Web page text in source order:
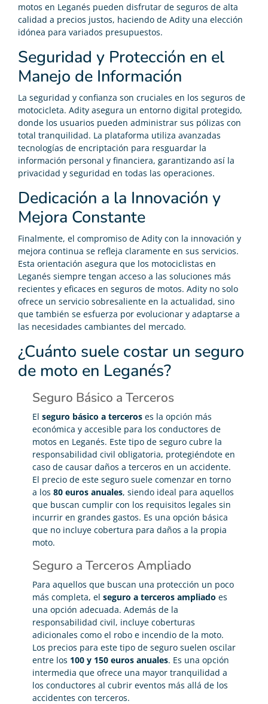
motos en Leganés pueden disfrutar de seguros de alta
calidad a precios justos, haciendo de Adity una elección
idónea para variados presupuestos.
Seguridad y Protección en el
Manejo de Información
La seguridad y confianza son cruciales en los seguros de
motocicleta. Adity asegura un entorno digital protegido,
donde los usuarios pueden administrar sus pólizas con
total tranquilidad. La plataforma utiliza avanzadas
tecnologías de encriptación para resguardar la
información personal y financiera, garantizando así la
privacidad y seguridad en todas las operaciones.
Dedicación a la Innovación y
Mejora Constante
Finalmente, el compromiso de Adity con la innovación y
mejora continua se refleja claramente en sus servicios.
Esta orientación asegura que los motociclistas en
Leganés siempre tengan acceso a las soluciones más
recientes y eficaces en seguros de motos. Adity no solo
ofrece un servicio sobresaliente en la actualidad, sino
que también se esfuerza por evolucionar y adaptarse a
las necesidades cambiantes del mercado.
¿Cuánto suele costar un seguro
de moto en Leganés?
Seguro Básico a Terceros
El seguro básico a terceros es la opción más
económica y accesible para los conductores de
motos en Leganés. Este tipo de seguro cubre la
responsabilidad civil obligatoria, protegiéndote en
caso de causar daños a terceros en un accidente.
El precio de este seguro suele comenzar en torno
a los 80 euros anuales, siendo ideal para aquellos
que buscan cumplir con los requisitos legales sin
incurrir en grandes gastos. Es una opción básica
que no incluye cobertura para daños a la propia
moto.
Seguro a Terceros Ampliado
Para aquellos que buscan una protección un poco
más completa, el seguro a terceros ampliado es
una opción adecuada. Además de la
responsabilidad civil, incluye coberturas
adicionales como el robo e incendio de la moto.
Los precios para este tipo de seguro suelen oscilar
entre los 100 y 150 euros anuales. Es una opción
intermedia que ofrece una mayor tranquilidad a
los conductores al cubrir eventos más allá de los
accidentes con terceros.